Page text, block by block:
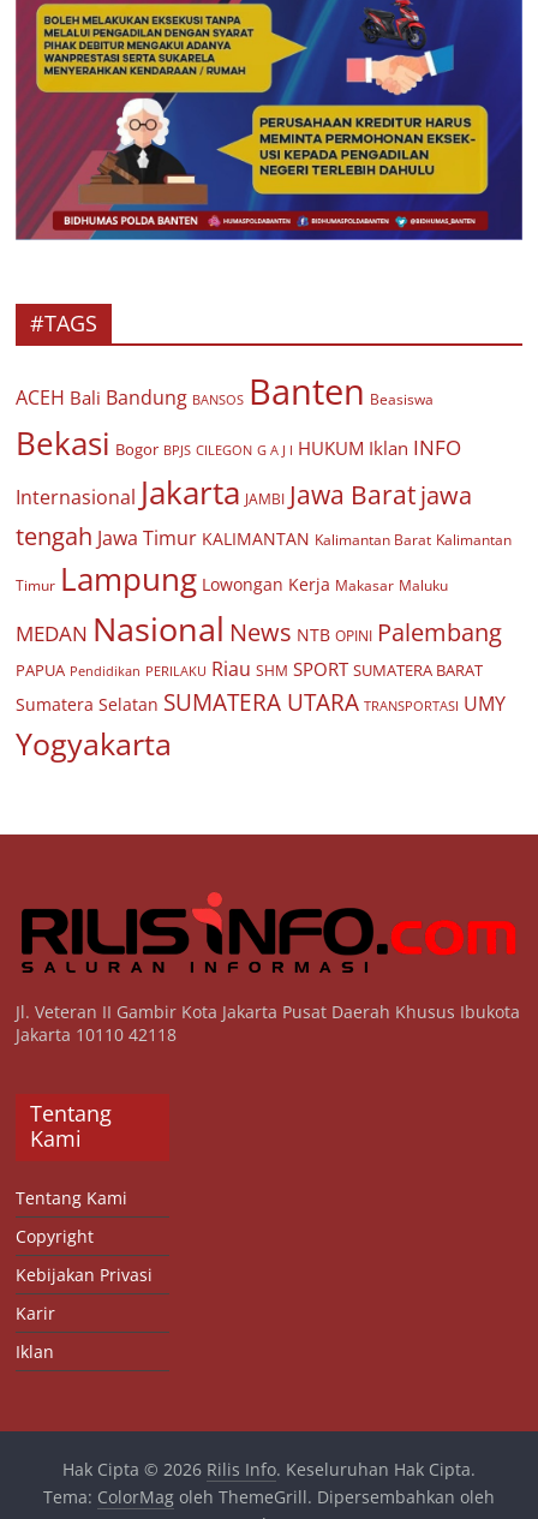
#TAGS
ACEH Bali Bandung BANSOS Banten Beasiswa
Bekasi Bogor BPJS CILEGON G A J I HUKUM Iklan INFO
Internasional Jakarta JAMBI Jawa Baratjawa
tengah Jawa Timur KALIMANTAN Kalimantan Barat Kalimantan
Timur Lampung Lowongan Kerja Makasar Maluku
MEDAN Nasional News NTB OPINI Palembang
PAPUA Pendidikan PERILAKU Riau SHM SPORT SUMATERA BARAT
Sumatera Selatan SUMATERA UTARA TRANSPORTASI UMY
Yogyakarta
Jl. Veteran II Gambir Kota Jakarta Pusat Daerah Khusus Ibukota
Jakarta 10110 42118
Tentang
Kami
Tentang Kami
Copyright
Kebijakan Privasi
Karir
Iklan
Hak Cipta © 2026 Rilis Info. Keseluruhan Hak Cipta.
Tema: ColorMagoleh ThemeGrill. Dipersembahkan oleh